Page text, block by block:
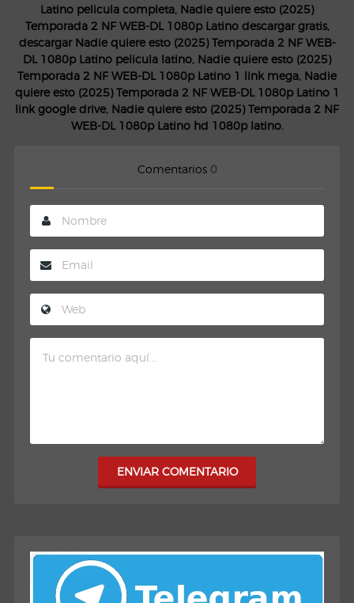
Latino pelicula completa, Nadie quiere esto (2025)
Temporada 2 NF WEB-DL 1080p Latino descargar gratis,
descargar Nadie quiere esto (2025) Temporada 2 NF WEB-
DL 1080p Latino pelicula latino, Nadie quiere esto (2025)
Temporada 2 NF WEB-DL 1080p Latino 1 link mega, Nadie
quiere esto (2025) Temporada 2 NF WEB-DL 1080p Latino 1
link google drive, Nadie quiere esto (2025) Temporada 2 NF
WEB-DL 1080p Latino hd 1080p latino.
Comentarios 0
ENVIAR COMENTARIO